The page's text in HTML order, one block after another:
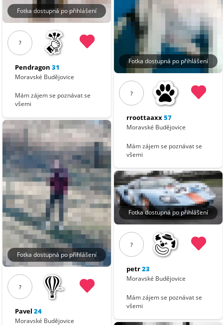
Fotka dostupná po přihlášení
?
Pendragon 31
Moravské Budějovice
Mám zájem se poznávat se
všemi
Fotka dostupná po přihlášení
?
Pavel 24
Moravské Budějovice
Fotka dostupná po přihlášení
?
rroottaaxx57
Moravské Budějovice
Mám zájem se poznávat se
všemi
Fotka dostupná po přihlášení
?
petr23
Moravské Budějovice
Mám zájem se poznávat se
všemi